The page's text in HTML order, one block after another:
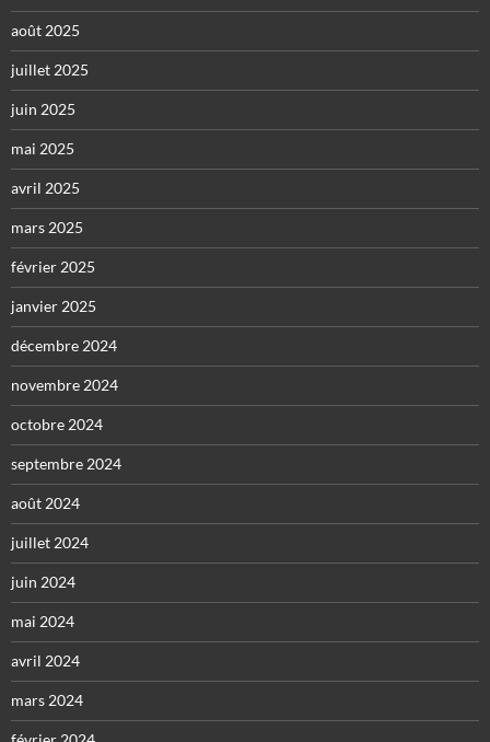
août 2025
juillet 2025
juin 2025
mai 2025
avril 2025
mars 2025
février 2025
janvier 2025
décembre 2024
novembre 2024
octobre 2024
septembre 2024
août 2024
juillet 2024
juin 2024
mai 2024
avril 2024
mars 2024